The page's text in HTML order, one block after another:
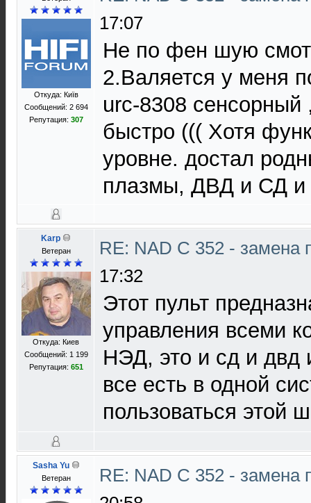
Откуда: Київ
Сообщений: 2 694
Репутация: 307
17:07
Не по фен шую
2.Валяется у меня
urc-8308 сенсорный
быстро ((( Хотя
уровне. достал
плазмы, ДВД и СД и
Karp
Ветеран
Откуда: Киев
Сообщений: 1 199
Репутация: 651
RE: NAD C 352 - замена
17:32
Этот пульт
управления всеми
НЭД, это и сд и двд
все есть в одной
пользоваться этой
Sasha Yu
Ветеран
RE: NAD C 352 - замена